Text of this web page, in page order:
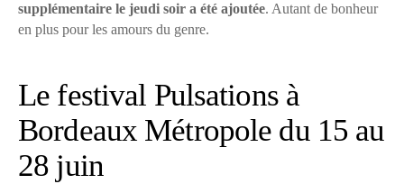
supplémentaire le jeudi soir a été ajoutée. Autant de bonheur
en plus pour les amours du genre.
Le festival Pulsations à
Bordeaux Métropole du 15 au
28 juin